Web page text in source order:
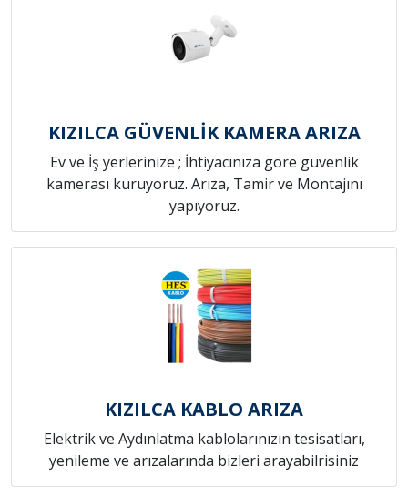
KIZILCA GÜVENLİK KAMERA ARIZA
Ev ve İş yerlerinize ; İhtiyacınıza göre güvenlik
kamerası kuruyoruz. Arıza, Tamir ve Montajını
yapıyoruz.
KIZILCA KABLO ARIZA
Elektrik ve Aydınlatma kablolarınızın tesisatları,
yenileme ve arızalarında bizleri arayabilrisiniz